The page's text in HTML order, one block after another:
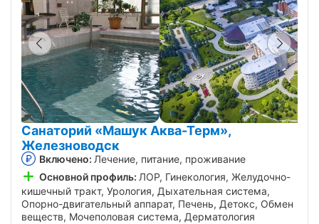
Санаторий «Машук Аква-Терм»,
Железноводск
Включено: Лечение, питание, проживание
Основной профиль: ЛОР, Гинекология, Желудочно-
кишечный тракт, Урология, Дыхательная система,
Опорно-двигательный аппарат, Печень, Детокс, Обмен
веществ, Мочеполовая система, Дерматология